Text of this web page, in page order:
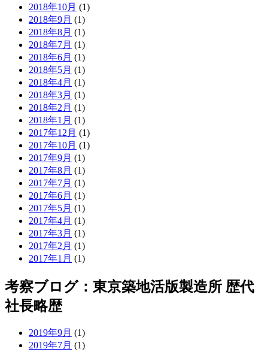
2018年10月 (1)
2018年9月 (1)
2018年8月 (1)
2018年7月 (1)
2018年6月 (1)
2018年5月 (1)
2018年4月 (1)
2018年3月 (1)
2018年2月 (1)
2018年1月 (1)
2017年12月 (1)
2017年10月 (1)
2017年9月 (1)
2017年8月 (1)
2017年7月 (1)
2017年6月 (1)
2017年5月 (1)
2017年4月 (1)
2017年3月 (1)
2017年2月 (1)
2017年1月 (1)
考察ブログ：東京築地活版製造所 歴代
社長略歴
2019年9月 (1)
2019年7月 (1)